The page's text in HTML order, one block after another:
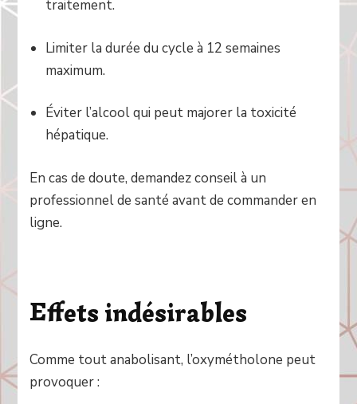
traitement.
Limiter la durée du cycle à 12 semaines
maximum.
Éviter l’alcool qui peut majorer la toxicité
hépatique.
En cas de doute, demandez conseil à un
professionnel de santé avant de commander en
ligne.
Effets indésirables
Comme tout anabolisant, l’oxymétholone peut
provoquer :